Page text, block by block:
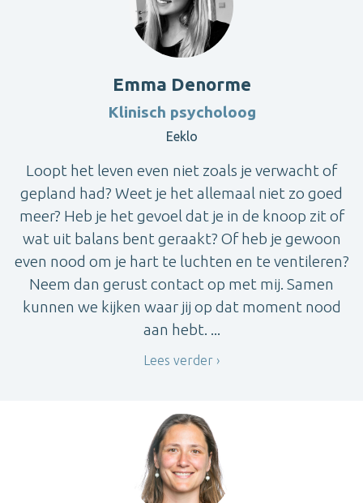
Emma Denorme
Klinisch psycholoog
Eeklo
Loopt het leven even niet zoals je verwacht of
gepland had? Weet je het allemaal niet zo goed
meer? Heb je het gevoel dat je in de knoop zit of
wat uit balans bent geraakt? Of heb je gewoon
even nood om je hart te luchten en te ventileren?
Neem dan gerust contact op met mij. Samen
kunnen we kijken waar jij op dat moment nood
aan hebt. ...
Lees verder